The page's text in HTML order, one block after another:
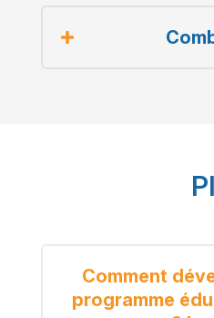
Comment
programme